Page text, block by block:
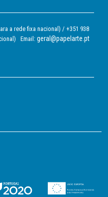
a rede fixa nacional) / +351 938
Email: geral@papelarte.pt